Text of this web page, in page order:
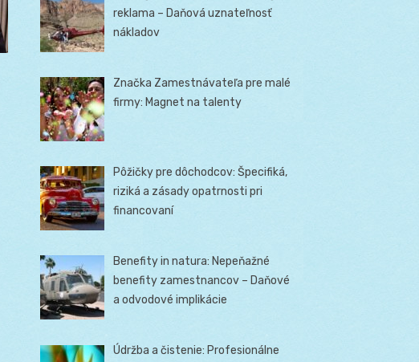
reklama – Daňová uznateľnosť
nákladov
Značka Zamestnávateľa pre malé
firmy: Magnet na talenty
Pôžičky pre dôchodcov: Špecifiká,
riziká a zásady opatrnosti pri
financovaní
Benefity in natura: Nepeňažné
benefity zamestnancov – Daňové
a odvodové implikácie
Údržba a čistenie: Profesionálne